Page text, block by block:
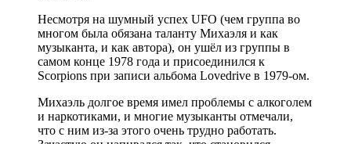
Несмотря на шумный успех UFO (чем группа во
многом была обязана таланту Михаэля и как
музыканта, и как автора), он ушёл из группы в
самом конце 1978 года и присоединился к
Scorpions при записи альбома Lovedrive в 1979-ом.
Михаэль долгое время имел проблемы с алкоголем
и наркотиками, и многие музыканты отмечали,
что с ним из-за этого очень трудно работать.